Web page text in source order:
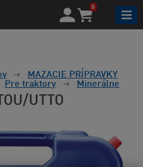
0
MAZACIE PRÍPRAVKY
Pre traktory Minerálne
UTTO